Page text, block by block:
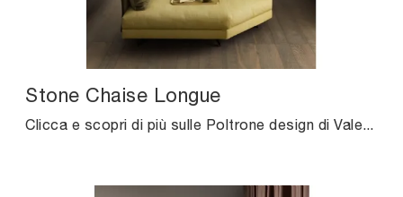
Stone Chaise Longue
Clicca e scopri di più sulle Poltrone design di Valentini! Differenti modelli in tessuto, come Stone Chaise Longue, ti aspettano.